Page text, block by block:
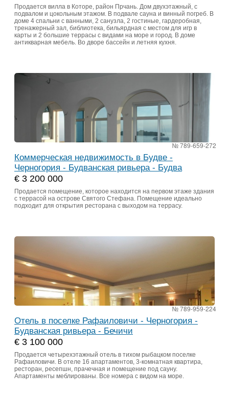
Продается вилла в Которе, район Прчань. Дом двухэтажный, с
подвалом и цокольным этажом. В подвале сауна и винный погреб. В
доме 4 спальни с ванными, 2 санузла, 2 гостиные, гардеробная,
тренажерный зал, библиотека, бильярдная с местом для игр в
карты и 2 большие террасы с видами на море и город. В доме
антикварная мебель. Во дворе бассейн и летняя кухня.
№ 789-659-272
Коммерческая недвижимость в Будве -
Черногория - Будванская ривьера - Будва
€ 3 200 000
Продается помещение, которое находится на первом этаже здания
с террасой на острове Святого Стефана. Помещение идеально
подходит для открытия ресторана с выходом на террасу.
№ 789-959-224
Отель в поселке Рафаиловичи - Черногория -
Будванская ривьера - Бечичи
€ 3 100 000
Продается четырехэтажный отель в тихом рыбацком поселке
Рафаиловичи. В отеле 16 апартаментов, 3-комнатная квартира,
ресторан, ресепшн, прачечная и помещение под сауну.
Апартаменты меблированы. Все номера с видом на море.